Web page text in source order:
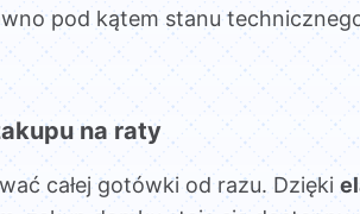
pod kątem stanu
na raty
całej gotówki od razu. Dzięki